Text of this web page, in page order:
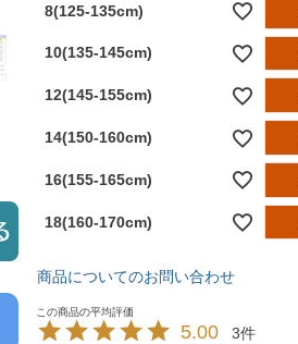
8(125-135cm)
10(135-145cm)
12(145-155cm)
14(150-160cm)
16(155-165cm)
18(160-170cm)
商品についてのお問い合わせ
5.00 3